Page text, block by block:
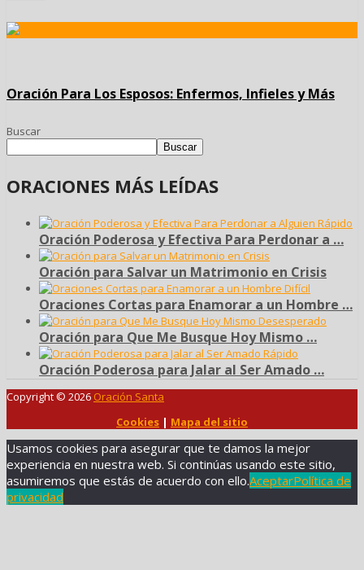
Oración Para Los Esposos: Enfermos, Infieles y Más
Buscar
Buscar
ORACIONES MÁS LEÍDAS
Oración Poderosa y Efectiva Para Perdonar a …
Oración para Salvar un Matrimonio en Crisis
Oraciones Cortas para Enamorar a un Hombre …
Oración para Que Me Busque Hoy Mismo …
Oración Poderosa para Jalar al Ser Amado …
Copyright © 2026 Oración Santa
Cookies | Mapa del sitio
Usamos cookies para asegurar que te damos la mejor
experiencia en nuestra web. Si continúas usando este sitio,
asumiremos que estás de acuerdo con ello.AceptarPolítica de
privacidad